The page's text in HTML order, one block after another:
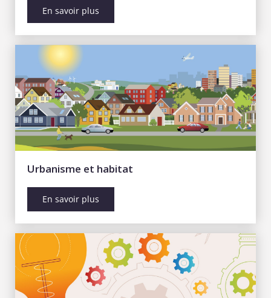
En savoir plus
Urbanisme et habitat
En savoir plus